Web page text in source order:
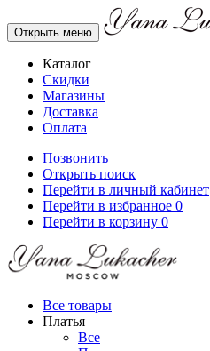
Открыть меню
Каталог
Скидки
Магазины
Доставка
Оплата
Позвонить
Открыть поиск
Перейти в личный кабинет
Перейти в избранное 0
Перейти в корзину 0
Все товары
Платья
Все